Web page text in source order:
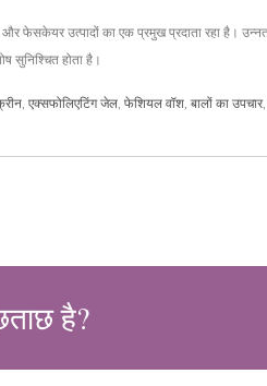
और फेसकेयर उत्पादों का एक प्रमुख प्रदाता रहा है।
सुनिश्चित होता है।
एक्सफोलिएटिंग जेल फेशियल वॉश बालों का उपचार,
है?